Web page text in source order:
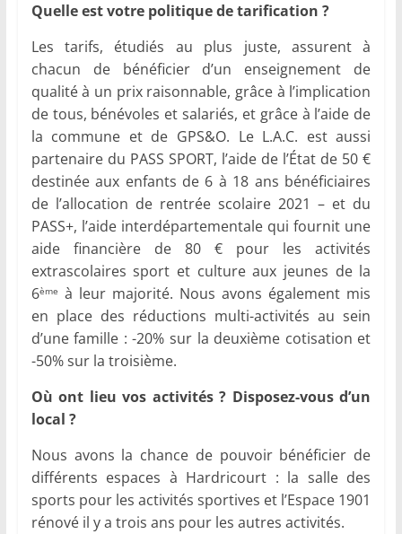
Quelle est votre politique de tarification ?
Les tarifs, étudiés au plus juste, assurent à
chacun de bénéficier d’un enseignement de
qualité à un prix raisonnable, grâce à l’implication
de tous, bénévoles et salariés, et grâce à l’aide de
la commune et de GPS&O. Le L.A.C. est aussi
partenaire du PASS SPORT, l’aide de l’État de 50 €
destinée aux enfants de 6 à 18 ans bénéficiaires
de l’allocation de rentrée scolaire 2021 – et du
PASS+, l’aide interdépartementale qui fournit une
aide financière de 80 € pour les activités
extrascolaires sport et culture aux jeunes de la
6ème à leur majorité. Nous avons également mis
en place des réductions multi-activités au sein
d’une famille : -20% sur la deuxième cotisation et
-50% sur la troisième.
Où ont lieu vos activités ? Disposez-vous d’un
local ?
Nous avons la chance de pouvoir bénéficier de
différents espaces à Hardricourt : la salle des
sports pour les activités sportives et l’Espace 1901
rénové il y a trois ans pour les autres activités.